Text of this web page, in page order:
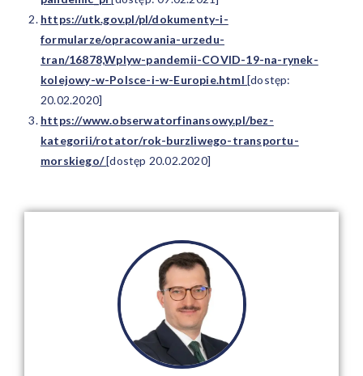
https://utk.gov.pl/pl/dokumenty-i-
formularze/opracowania-urzedu-
tran/16878,Wplyw-pandemii-COVID-19-na-rynek-
kolejowy-w-Polsce-i-w-Europie.html [dostęp:
20.02.2020]
https://www.obserwatorfinansowy.pl/bez-
kategorii/rotator/rok-burzliwego-transportu-
morskiego/[dostęp 20.02.2020]